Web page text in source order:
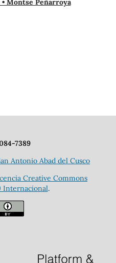
7389
Antonio Abad del Cusco
Creative Commons
Internacional.